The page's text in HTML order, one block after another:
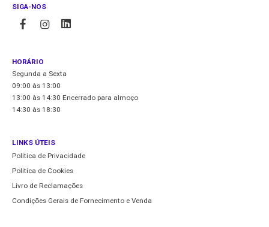
SIGA-NOS
HORÁRIO
Segunda a Sexta
09:00 às 13:00
13:00 às 14:30 Encerrado para almoço
14:30 às 18:30
LINKS ÚTEIS
Politica de Privacidade
Politica de Cookies
Livro de Reclamações
Condições Gerais de Fornecimento e Venda